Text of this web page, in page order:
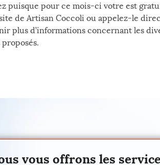
puisque pour ce mois-ci votre est
de Artisan Coccoli ou appelez-le
plus d’informations concernant les
vous offrons les